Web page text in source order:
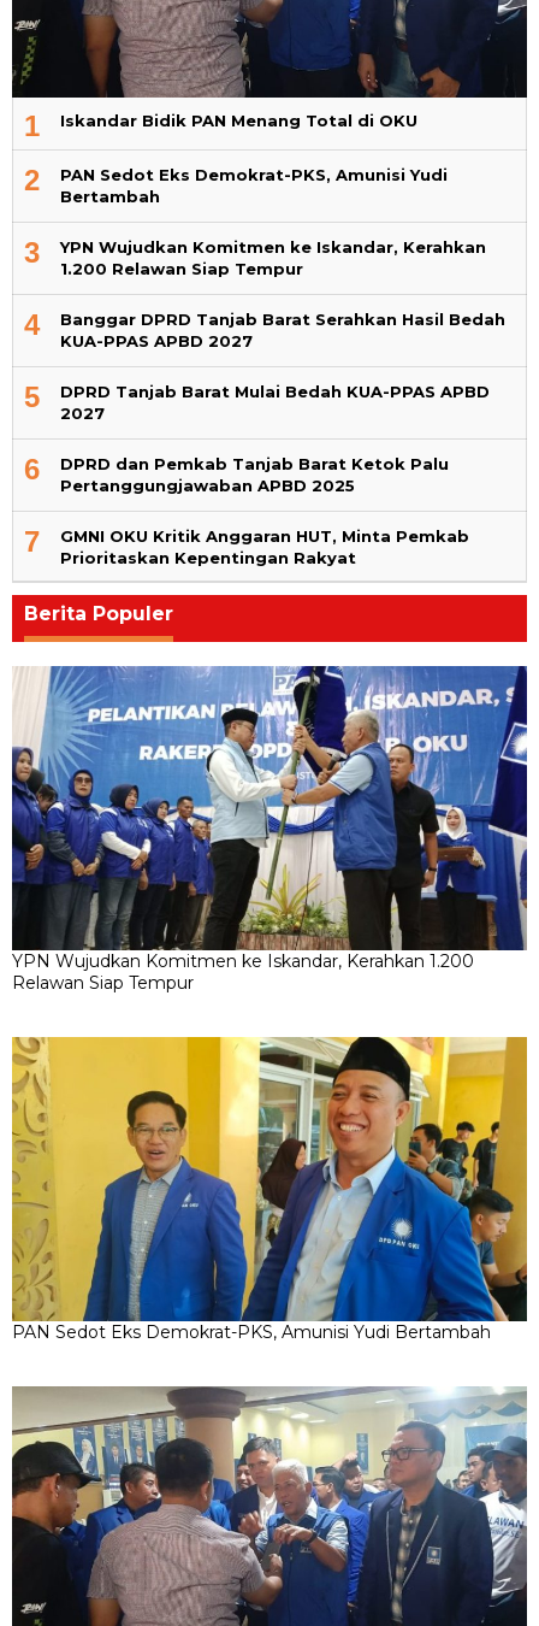
1 Iskandar Bidik PAN Menang Total di OKU
2
PAN Sedot Eks Demokrat-PKS, Amunisi Yudi
Bertambah
3
YPN Wujudkan Komitmen ke Iskandar, Kerahkan
1.200 Relawan Siap Tempur
4
Banggar DPRD Tanjab Barat Serahkan Hasil Bedah
KUA-PPAS APBD 2027
5
DPRD Tanjab Barat Mulai Bedah KUA-PPAS APBD
2027
6
DPRD dan Pemkab Tanjab Barat Ketok Palu
Pertanggungjawaban APBD 2025
7
GMNI OKU Kritik Anggaran HUT, Minta Pemkab
Prioritaskan Kepentingan Rakyat
Berita Populer
YPN Wujudkan Komitmen ke Iskandar, Kerahkan 1.200
Relawan Siap Tempur
PAN Sedot Eks Demokrat-PKS, Amunisi Yudi Bertambah